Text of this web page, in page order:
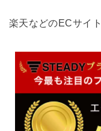
楽天などのECサイ